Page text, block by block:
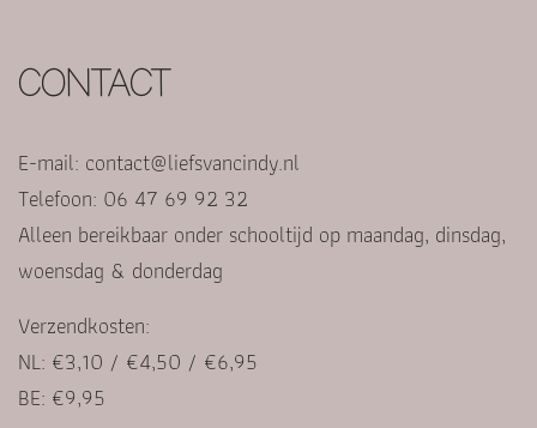
CONTACT
E-mail: contact@liefsvancindy.nl
Telefoon: 06 47 69 92 32
Alleen bereikbaar onder schooltijd op maandag, dinsdag,
woensdag & donderdag
Verzendkosten:
NL: €3,10 / €4,50 / €6,95
BE: €9,95